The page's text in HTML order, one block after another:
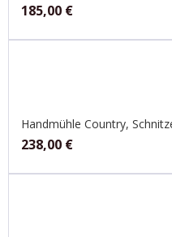
185,00 €
Handmühle Country,
238,00 €